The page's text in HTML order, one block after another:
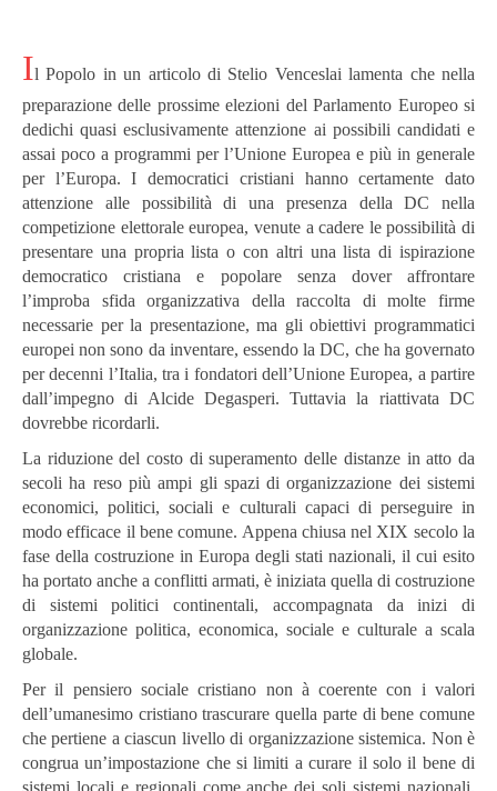
Il Popolo in un articolo di Stelio Venceslai lamenta che nella
preparazione delle prossime elezioni del Parlamento Europeo si
dedichi quasi esclusivamente attenzione ai possibili candidati e
assai poco a programmi per l’Unione Europea e più in generale
per l’Europa. I democratici cristiani hanno certamente dato
attenzione alle possibilità di una presenza della DC nella
competizione elettorale europea, venute a cadere le possibilità di
presentare una propria lista o con altri una lista di ispirazione
democratico cristiana e popolare senza dover affrontare
l’improba sfida organizzativa della raccolta di molte firme
necessarie per la presentazione, ma gli obiettivi programmatici
europei non sono da inventare, essendo la DC, che ha governato
per decenni l’Italia, tra i fondatori dell’Unione Europea, a partire
dall’impegno di Alcide Degasperi. Tuttavia la riattivata DC
dovrebbe ricordarli.
La riduzione del costo di superamento delle distanze in atto da
secoli ha reso più ampi gli spazi di organizzazione dei sistemi
economici, politici, sociali e culturali capaci di perseguire in
modo efficace il bene comune. Appena chiusa nel XIX secolo la
fase della costruzione in Europa degli stati nazionali, il cui esito
ha portato anche a conflitti armati, è iniziata quella di costruzione
di sistemi politici continentali, accompagnata da inizi di
organizzazione politica, economica, sociale e culturale a scala
globale.
Per il pensiero sociale cristiano non à coerente con i valori
dell’umanesimo cristiano trascurare quella parte di bene comune
che pertiene a ciascun livello di organizzazione sistemica. Non è
congrua un’impostazione che si limiti a curare il solo il bene di
sistemi locali e regionali come anche dei soli sistemi nazionali.